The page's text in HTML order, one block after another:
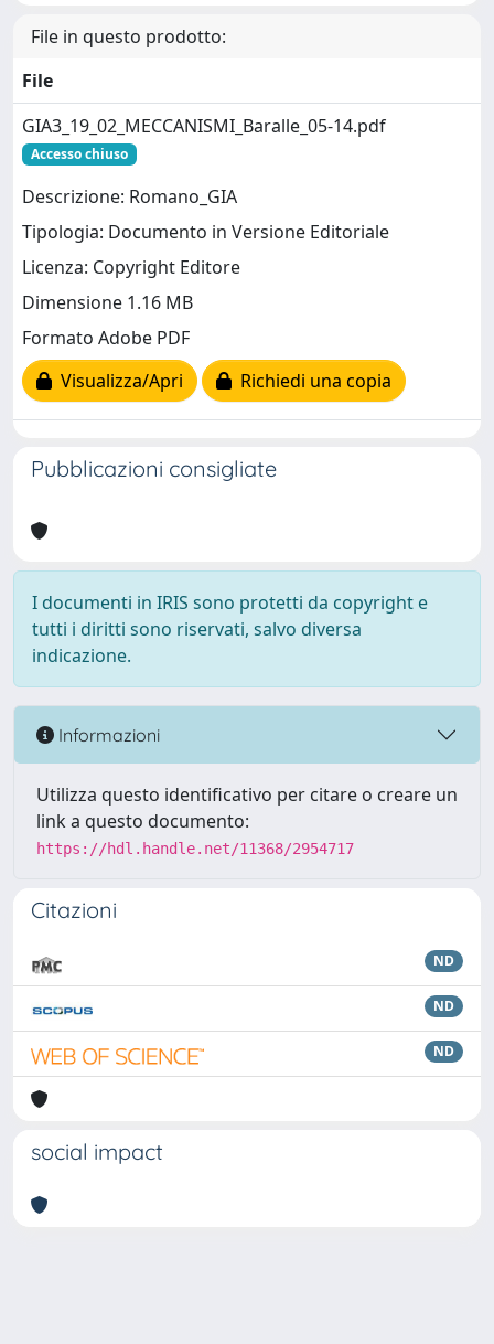
File in questo prodotto:
File
GIA3_19_02_MECCANISMI_Baralle_05-14.pdf
Accesso chiuso
Descrizione: Romano_GIA
Tipologia: Documento in Versione Editoriale
Licenza: Copyright Editore
Dimensione 1.16 MB
Formato Adobe PDF
Visualizza/Apri
Richiedi una copia
Pubblicazioni consigliate
I documenti in IRIS sono protetti da copyright e
tutti i diritti sono riservati, salvo diversa
indicazione.
Informazioni
Utilizza questo identificativo per citare o creare un
link a questo documento:
https://hdl.handle.net/11368/2954717
Citazioni
ND
ND
ND
social impact